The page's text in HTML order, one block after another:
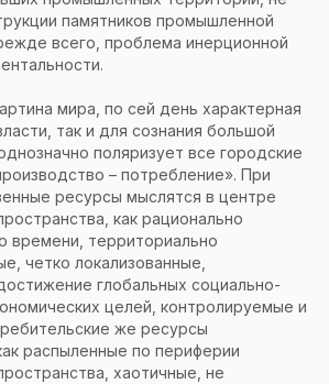
памятников промышленной
всего, проблема инерционной
мира, по сей день характерная
так и для сознания большой
поляризует все городские
– потребление». При
ресурсы мыслятся в центре
как рационально
времени, территориально
четко локализованные,
глобальных социально-
целей, контролируемые и
же ресурсы
распыленные по периферии
хаотичные, не